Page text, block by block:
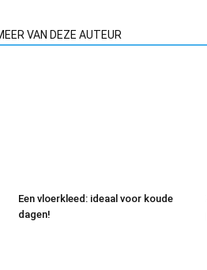
VAN DEZE AUTEUR
Een vloerkleed: ideaal voor koude
dagen!